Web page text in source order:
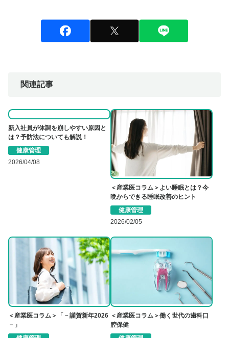
関連記事
新入社員が体調を崩しやすい原因と
は？予防法についても解説！
健康管理
2026/04/08
＜産業医コラム＞よい睡眠とは？今
晩からできる睡眠改善のヒント
健康管理
2026/02/05
＜産業医コラム＞「－謹賀新年2026
－」
＜産業医コラム＞働く世代の歯科口
腔保健